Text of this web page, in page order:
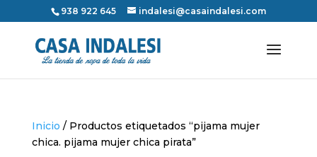
938 922 645 indalesi@casaindalesi.com
Inicio / Productos etiquetados “pijama mujer
chica. pijama mujer chica pirata”